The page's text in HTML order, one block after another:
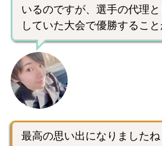
いるのですが、選手の代理
していた大会で優勝するこ
最高の思い出になりましたね